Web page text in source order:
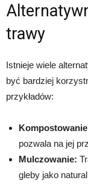
trawy
Istnieje wiele
być bardziej
przykładów:
pozwala na jej
Mulczowanie:
gleby jako